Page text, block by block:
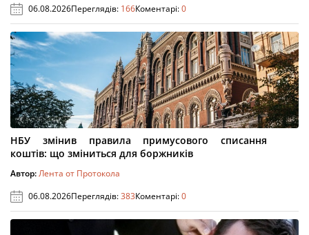
06.08.2026Переглядів: 166Коментарі:0
НБУ змінив правила примусового списання
коштів: що зміниться для боржників
Автор:Лента от Протокола
06.08.2026Переглядів:383Коментарі:0